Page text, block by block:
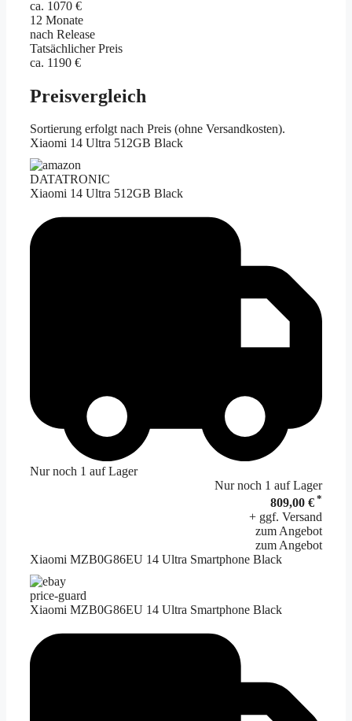
ca. 1070 €
12 Monate
nach Release
Tatsächlicher Preis
ca. 1190 €
Preisvergleich
Sortierung erfolgt nach Preis (ohne Versandkosten).
Xiaomi 14 Ultra 512GB Black
DATATRONIC
Xiaomi 14 Ultra 512GB Black
Nur noch 1 auf Lager
Nur noch 1 auf Lager
809,00 € *
+ ggf. Versand
zum Angebot
zum Angebot
Xiaomi MZB0G86EU 14 Ultra Smartphone Black
price-guard
Xiaomi MZB0G86EU 14 Ultra Smartphone Black